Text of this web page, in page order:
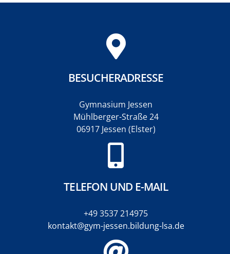
BESUCHERADRESSE
Gymnasium Jessen
Mühlberger-Straße 24
06917 Jessen (Elster)
TELEFON UND E-MAIL
+49 3537 214975
kontakt@gym-jessen.bildung-lsa.de